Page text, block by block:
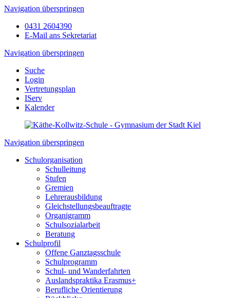
Navigation überspringen
0431 2604390
E-Mail ans Sekretariat
Navigation überspringen
Suche
Login
Vertretungsplan
IServ
Kalender
Navigation überspringen
Schulorganisation
Schulleitung
Stufen
Gremien
Lehrerausbildung
Gleichstellungsbeauftragte
Organigramm
Schulsozialarbeit
Beratung
Schulprofil
Offene Ganztagsschule
Schulprogramm
Schul- und Wanderfahrten
Auslandspraktika Erasmus+
Berufliche Orientierung